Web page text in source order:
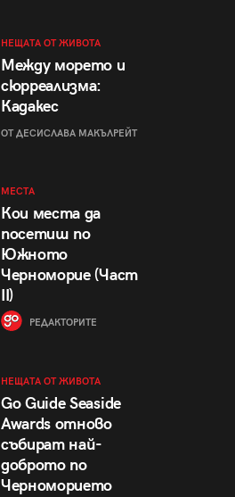
НЕЩАТА ОТ ЖИВОТА
Между морето и
сюрреализма:
Кадакес
ОТ ДЕСИСЛАВА МАКЪЛРЕЙТ
МЕСТА
Кои места да
посетиш по
Южното
Черноморие (Част
II)
РЕДАКТОРИТЕ
НЕЩАТА ОТ ЖИВОТА
Go Guide Seaside
Awards отново
събират най-
доброто по
Черноморието